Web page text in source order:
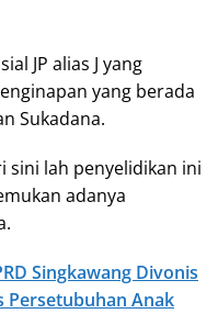
JP alias J yang
yang berada
Sukadana.
sini lah penyelidikan ini
adanya
Singkawang Divonis
Persetubuhan Anak